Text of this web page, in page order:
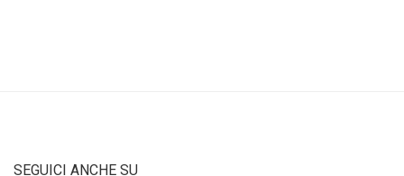
SEGUICI ANCHE SU